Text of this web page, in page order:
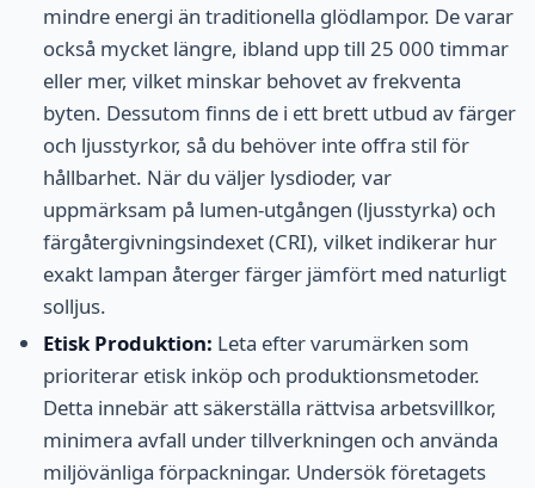
mindre energi än traditionella glödlampor. De varar
också mycket längre, ibland upp till 25 000 timmar
eller mer, vilket minskar behovet av frekventa
byten. Dessutom finns de i ett brett utbud av färger
och ljusstyrkor, så du behöver inte offra stil för
hållbarhet. När du väljer lysdioder, var
uppmärksam på lumen-utgången (ljusstyrka) och
färgåtergivningsindexet (CRI), vilket indikerar hur
exakt lampan återger färger jämfört med naturligt
solljus.
Etisk Produktion: Leta efter varumärken som
prioriterar etisk inköp och produktionsmetoder.
Detta innebär att säkerställa rättvisa arbetsvillkor,
minimera avfall under tillverkningen och använda
miljövänliga förpackningar. Undersök företagets